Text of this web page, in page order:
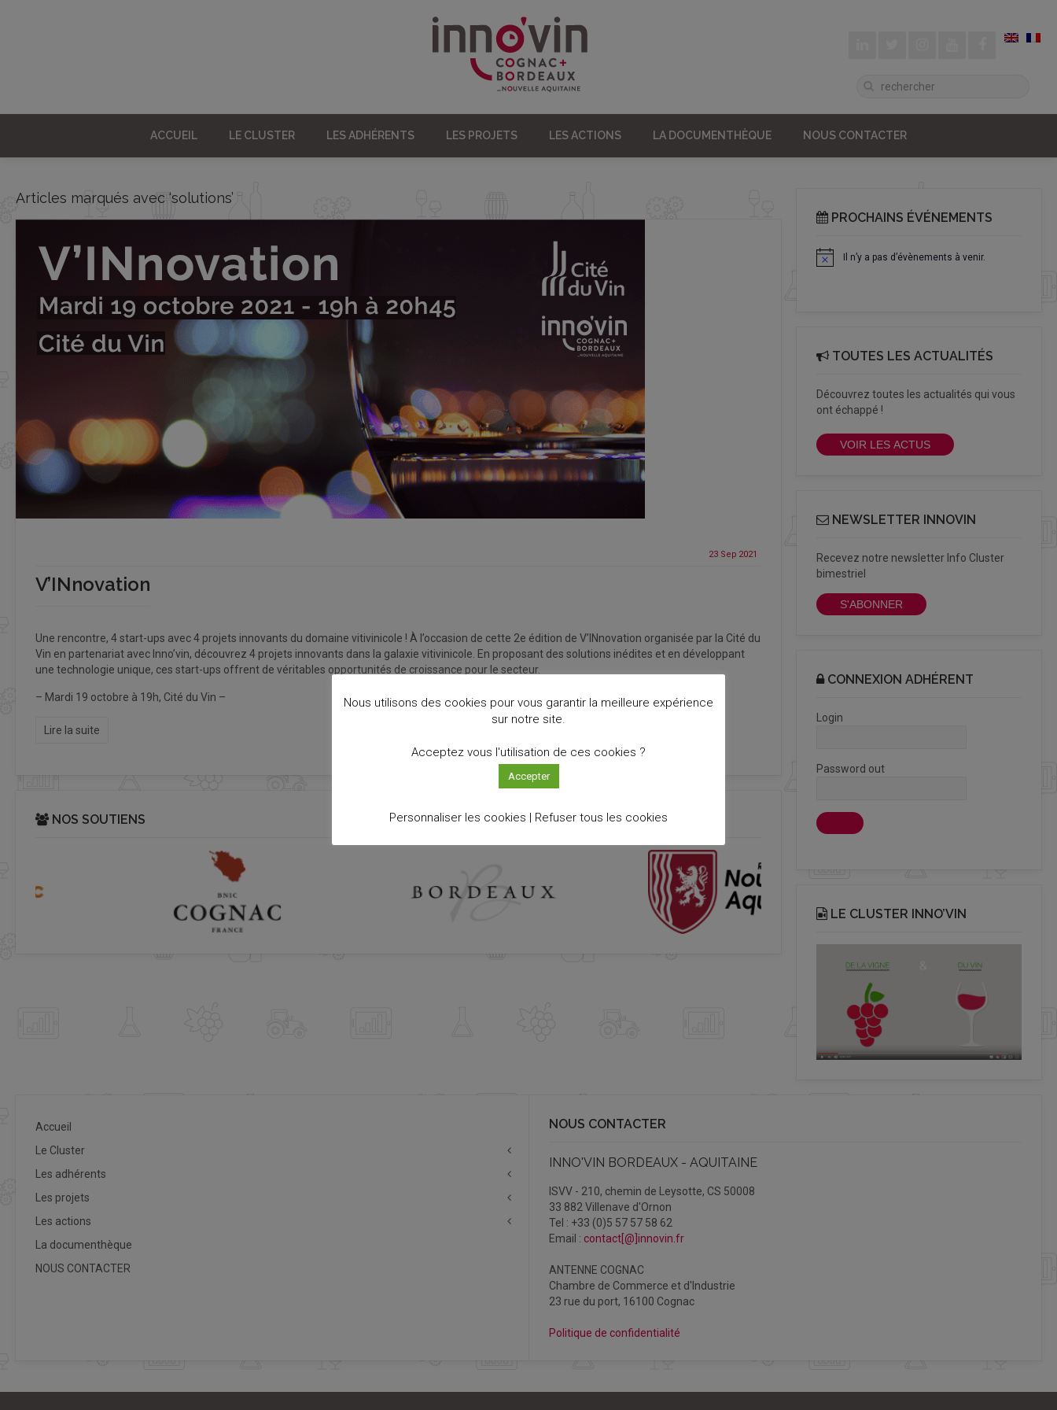
ACCUEIL LE CLUSTER LES ADHÉRENTS LES PROJETS LES ACTIONS LA DOCUMENTHÈQUE NOUS CONTACTER
Articles marqués avec ‘solutions’
23 Sep 2021
V’INnovation
Une rencontre, 4 start-ups avec 4 projets innovants du domaine vitivinicole ! À l’occasion de cette 2e édition de V’INnovation organisée par la Cité du
Vin en partenariat avec Inno’vin, découvrez 4 projets innovants dans la galaxie vitivinicole. En proposant des solutions inédites et en développant
une technologie unique, ces start-ups offrent de véritables opportunités de croissance pour le secteur.
– Mardi 19 octobre à 19h, Cité du Vin –
Lire la suite
NOS SOUTIENS
PROCHAINS ÉVÉNEMENTS
Notice Il n’y a pas d’évènements à venir.
TOUTES LES ACTUALITÉS
Découvrez toutes les actualités qui vous
ont échappé !
VOIR LES ACTUS
NEWSLETTER INNOVIN
Recevez notre newsletter Info Cluster
bimestriel
S'ABONNER
CONNEXION ADHÉRENT
Login
Password out
LE CLUSTER INNO’VIN
Accueil
Le Cluster
Les adhérents
Les projets
Les actions
La documenthèque
NOUS CONTACTER
NOUS CONTACTER
INNO'VIN BORDEAUX - AQUITAINE
ISVV - 210, chemin de Leysotte, CS 50008
33 882 Villenave d'Ornon
Tel : +33 (0)5 57 57 58 62
Email : contact[@]innovin.fr
ANTENNE COGNAC
Chambre de Commerce et d'Industrie
23 rue du port, 16100 Cognac
Politique de confidentialité
Nous utilisons des cookies pour vous garantir la meilleure expérience
sur notre site.
Acceptez vous l'utilisation de ces cookies ?
Accepter
Personnaliser les cookies | Refuser tous les cookies